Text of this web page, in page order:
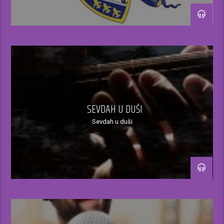
18.00-19.00h
Ispunjavanje muzičkih želja slušatelja uz
direktan telefonski kontakt
Muzika po slobodnom izboru tonskog
Ispunjavanje muzičkih želja slušatelja uz
SEVDAH U DUŠI
Sevdah u duši